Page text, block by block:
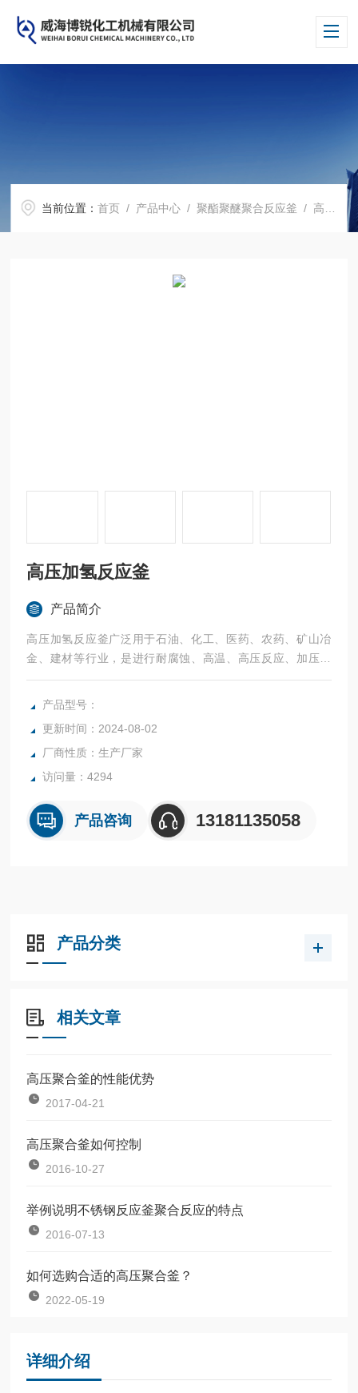
当前位置：首页 / 产品中心 /聚酯聚醚聚合反应釜 / 高压聚合釜
高压加氢反应釜
产品简介
高压加氢反应釜广泛用于石油、化工、医药、农药、矿山冶
金、建材等行业，是进行耐腐蚀、高温、高压反应、加压浸
出、矿浆加热、萃取工艺的理想设备。核心是需要防爆，电机
和控制箱都需要防爆等级的
产品型号：
更新时间：2024-08-02
厂商性质：生产厂家
访问量：4294
产品咨询 13181135058
产品分类
相关文章
高压聚合釜的性能优势
2017-04-21
高压聚合釜如何控制
2016-10-27
举例说明不锈钢反应釜聚合反应的特点
2016-07-13
如何选购合适的高压聚合釜？
2022-05-19
详细介绍